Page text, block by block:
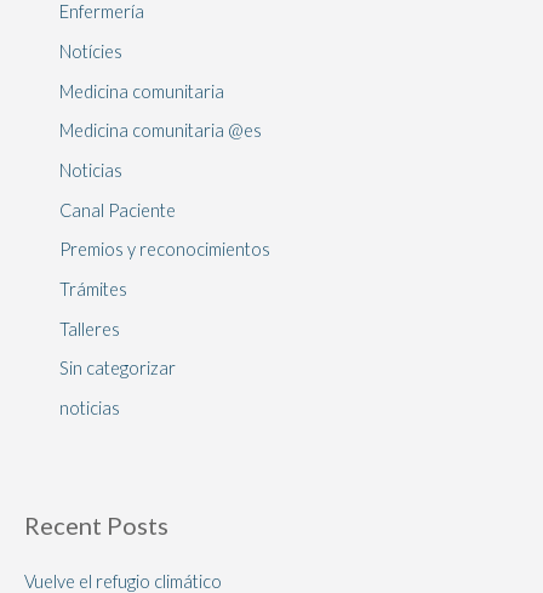
Enfermería
Notícies
Medicina comunitaria
Medicina comunitaria @es
Noticias
Canal Paciente
Premios y reconocimientos
Trámites
Talleres
Sin categorizar
noticias
Recent Posts
Vuelve el refugio climático